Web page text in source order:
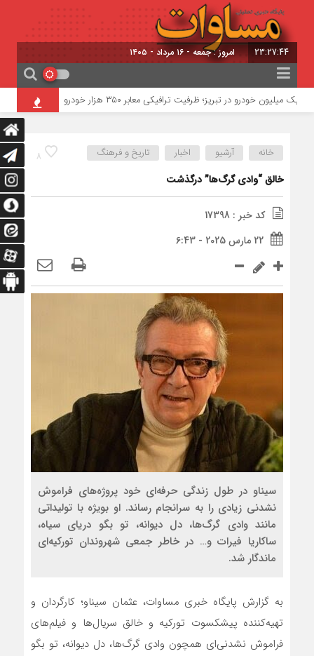
23:27:45 امروز : جمعه - ۱۶ مرداد - ۱۴۰۵
یک میلیون خودرو در تبریز؛ ظرفیت ترافیکی معابر ۳۵۰ هزار خودرو خطرناک‌ترین مأموریت
8 خانه آرشیو اخبار تاریخ و فرهنگ
خالق “وادی گرگ‌ها” درگذشت
کد خبر : 17398
22 مارس 2025 - 6:43
سیناو در طول زندگی حرفه‌ای خود پروژه‌های فراموش
نشدنی زیادی را به سرانجام رساند. او بویژه با تولیداتی
مانند وادی گرگ‌ها، دل دیوانه، تو بگو دریای سیاه،
ساکاریا فیرات و… در خاطر جمعی شهروندان تورکیه‌ای
ماندگار شد.
به گزارش پایگاه خبری مساوات، عثمان سیناو؛ کارگردان و
تهیه‌کننده پیشکسوت تورکیه و خالق سریال‌ها و فیلم‌های
فراموش نشدنی‌ای همچون وادی گرگ‌ها، دل دیوانه، تو بگو